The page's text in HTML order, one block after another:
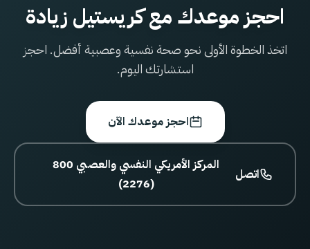
احجز موعدك مع كريستيل زيادة
اتخذ الخطوة الأولى نحو صحة نفسية وعصبية أفضل. احجز
استشارتك اليوم.
احجز موعدك الآن
اتصل
800 المركز الأمريكي النفسي والعصبي
(2276)